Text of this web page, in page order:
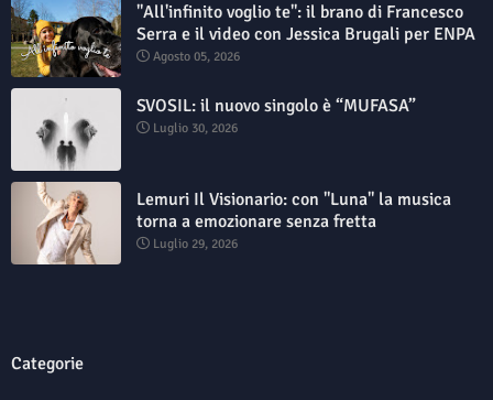
"All'infinito voglio te": il brano di Francesco
Serra e il video con Jessica Brugali per ENPA
Agosto 05, 2026
SVOSIL: il nuovo singolo è “MUFASA”
Luglio 30, 2026
Lemuri Il Visionario: con "Luna" la musica
torna a emozionare senza fretta
Luglio 29, 2026
Categorie